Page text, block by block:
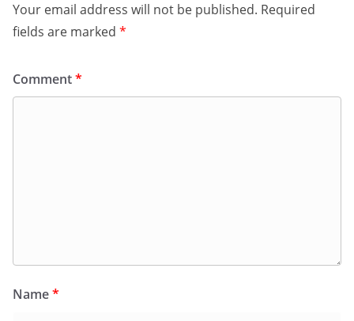
Your email address will not be published. Required
fields are marked *
Comment*
Name*